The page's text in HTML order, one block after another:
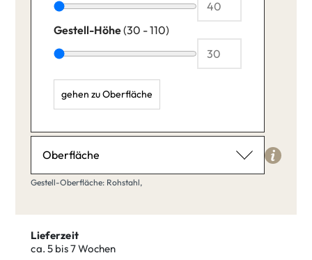
Gestell-Höhe(30 - 110)
gehen zu Oberfläche
Oberfläche
Gestell-Oberfläche
Gestell-Oberfläche: Rohstahl,
Lieferzeit
ca. 5 bis 7 Wochen